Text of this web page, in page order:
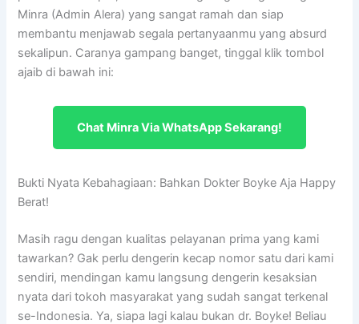
Minra (Admin Alera) yang sangat ramah dan siap
membantu menjawab segala pertanyaanmu yang absurd
sekalipun. Caranya gampang banget, tinggal klik tombol
ajaib di bawah ini:
Chat Minra Via WhatsApp Sekarang!
Bukti Nyata Kebahagiaan: Bahkan Dokter Boyke Aja Happy
Berat!
Masih ragu dengan kualitas pelayanan prima yang kami
tawarkan? Gak perlu dengerin kecap nomor satu dari kami
sendiri, mendingan kamu langsung dengerin kesaksian
nyata dari tokoh masyarakat yang sudah sangat terkenal
se-Indonesia. Ya, siapa lagi kalau bukan dr. Boyke! Beliau